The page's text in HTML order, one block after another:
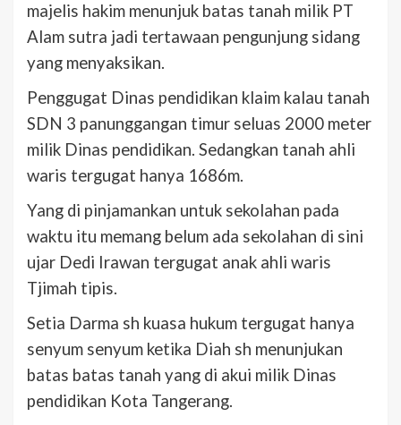
majelis hakim menunjuk batas tanah milik PT
Alam sutra jadi tertawaan pengunjung sidang
yang menyaksikan.
Penggugat Dinas pendidikan klaim kalau tanah
SDN 3 panunggangan timur seluas 2000 meter
milik Dinas pendidikan. Sedangkan tanah ahli
waris tergugat hanya 1686m.
Yang di pinjamankan untuk sekolahan pada
waktu itu memang belum ada sekolahan di sini
ujar Dedi Irawan tergugat anak ahli waris
Tjimah tipis.
Setia Darma sh kuasa hukum tergugat hanya
senyum senyum ketika Diah sh menunjukan
batas batas tanah yang di akui milik Dinas
pendidikan Kota Tangerang.